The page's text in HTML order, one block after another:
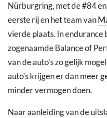
Nürburgring, met de #84
eerste rij en het team van
vierde plaats. In endurance
zogenaamde Balance of
van de auto's zo gelijk
auto's krijgen er dan meer
minder vermogen doen.
Naar aanleiding van de